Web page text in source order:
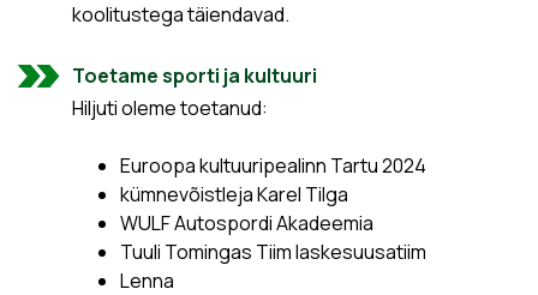
koolitustega täiendavad.
Toetame sporti ja kultuuri
Hiljuti oleme toetanud:
Euroopa kultuuripealinn Tartu 2024
kümnevõistleja Karel Tilga
WULF Autospordi Akadeemia
Tuuli Tomingas Tiim laskesuusatiim
Lenna